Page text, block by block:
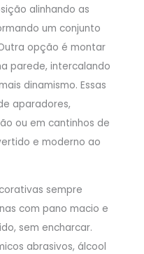
alinhando as
um conjunto
opção é montar
parede, intercalando
dinamismo. Essas
aparadores,
ou em cantinhos de
e moderno ao
sempre
com pano macio e
sem encharcar.
abrasivos, álcool